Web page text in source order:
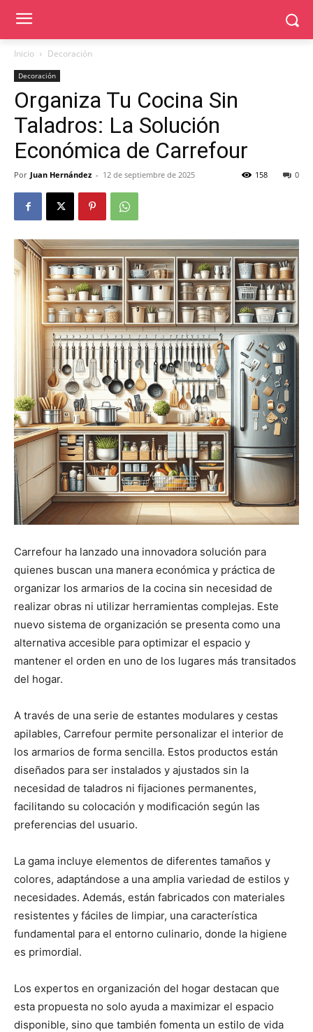
Inicio Decoración
Decoración
Organiza Tu Cocina Sin
Taladros: La Solución
Económica de Carrefour
Por Juan Hernández - 12 de septiembre de 2025 0
158
Carrefour ha lanzado una innovadora solución para
quienes buscan una manera económica y práctica de
organizar los armarios de la cocina sin necesidad de
realizar obras ni utilizar herramientas complejas. Este
nuevo sistema de organización se presenta como una
alternativa accesible para optimizar el espacio y
mantener el orden en uno de los lugares más transitados
del hogar.
A través de una serie de estantes modulares y cestas
apilables, Carrefour permite personalizar el interior de
los armarios de forma sencilla. Estos productos están
diseñados para ser instalados y ajustados sin la
necesidad de taladros ni fijaciones permanentes,
facilitando su colocación y modificación según las
preferencias del usuario.
La gama incluye elementos de diferentes tamaños y
colores, adaptándose a una amplia variedad de estilos y
necesidades. Además, están fabricados con materiales
resistentes y fáciles de limpiar, una característica
fundamental para el entorno culinario, donde la higiene
es primordial.
Los expertos en organización del hogar destacan que
esta propuesta no solo ayuda a maximizar el espacio
disponible, sino que también fomenta un estilo de vida